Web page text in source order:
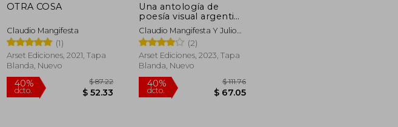
OTRA COSA
Claudio Mangifesta
(1)
Arset Ediciones, 2021, Tapa
Blanda, Nuevo
Una antología de
poesía visual argentina
y brasileña
Claudio Mangifesta Y Julio
Mendonça, Compiladores
(2)
Arset Ediciones, 2023, Tapa
Blanda, Nuevo